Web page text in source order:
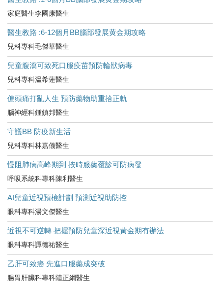
家庭醫生李國康醫生
醫生教路 :6-12個月BB腦部發展黄金期攻略
兒科專科毛傑華醫生
兒童腹瀉可致死口服疫苗預防輪狀病毒
兒科專科溫希蓮醫生
偏頭痛打亂人生 預防藥物助重拾正軌
腦神經科鍾鎮邦醫生
守護BB 防疫新生活
兒科專科林嘉儀醫生
慢阻肺病高峰期到 按時服藥覆診可防病發
呼吸系統科專科陳利醫生
AI兒童近視預檢計劃 預測近視助防控
眼科專科湯文傑醫生
近視不可逆轉 把握預防兒童深近視黃金期有辦法
眼科專科譚德祐醫生
乙肝可致癌 先進口服藥成突破
腸胃肝臟科專科陸正綱醫生